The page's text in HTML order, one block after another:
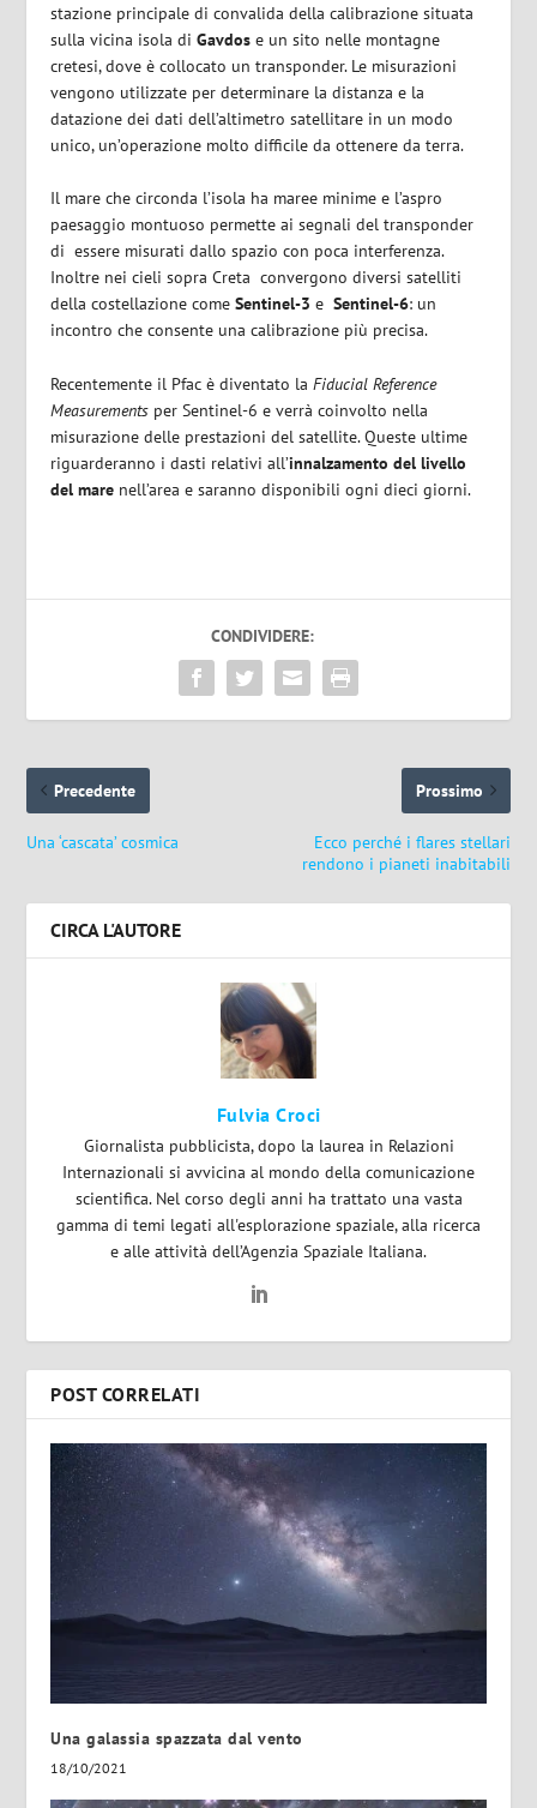
stazione principale di convalida della calibrazione situata
sulla vicina isola diGavdos e un sito nelle montagne
cretesi, dove è collocato un transponder. Le misurazioni
vengono utilizzate per determinare la distanza e la
datazione dei dati dell’altimetro satellitare in un modo
unico, un’operazione molto difficile da ottenere da terra.
Il mare che circonda l’isola ha maree minime e l’aspro
paesaggio montuoso permette ai segnali del transponder
di essere misurati dallo spazio con poca interferenza.
Inoltre nei cieli sopra Creta convergono diversi satelliti
della costellazione comeSentinel-3 e Sentinel-6: un
incontro che consente una calibrazione più precisa.
Recentemente il Pfac è diventato laFiducial Reference
Measurements per Sentinel-6 e verrà coinvolto nella
misurazione delle prestazioni del satellite. Queste ultime
riguarderanno i dasti relativi all’innalzamento del livello
del mare nell’area e saranno disponibili ogni dieci giorni.
CONDIVIDERE:
Precedente
Una ‘cascata’ cosmica
Prossimo
Ecco perché i flares stellari
rendono i pianeti inabitabili
CIRCA L'AUTORE
Fulvia Croci
Giornalista pubblicista, dopo la laurea in Relazioni
Internazionali si avvicina al mondo della comunicazione
scientifica. Nel corso degli anni ha trattato una vasta
gamma di temi legati all'esplorazione spaziale, alla ricerca
e alle attività dell’Agenzia Spaziale Italiana.
POST CORRELATI
Una galassia spazzata dal vento
18/10/2021